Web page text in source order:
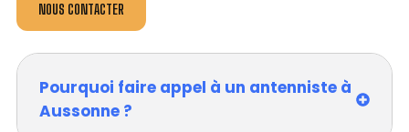
NOUS CONTACTER
Pourquoi faire appel à un antenniste à
Aussonne ?